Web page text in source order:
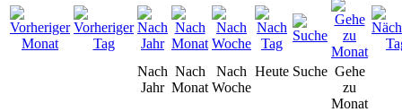
Nach
Jahr
Nach
Monat
Nach
Woche
Heute Suche Gehe
zu
Monat